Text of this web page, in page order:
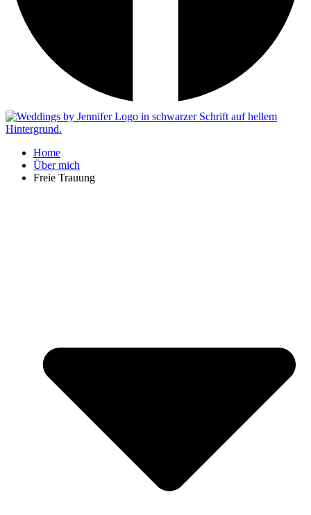
Home
Über mich
Freie Trauung